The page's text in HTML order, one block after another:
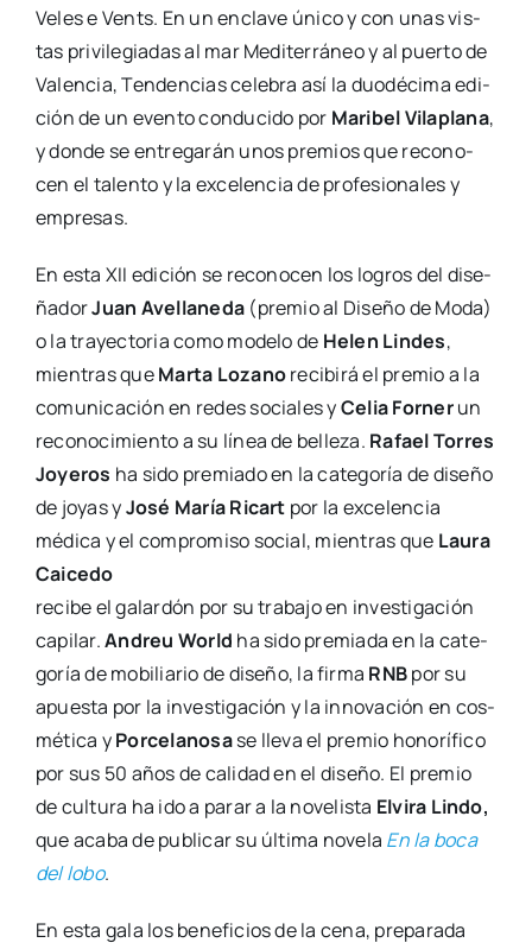
Veles e Vents. En un encla­ve úni­co y con unas vis­
tas pri­vi­le­gia­das al mar Medi­te­rrá­neo y al puer­to de
Valen­cia, Ten­den­cias cele­bra así la duo­dé­ci­ma edi­
ción de un even­to con­du­ci­do por Mari­bel Vila­pla­na,
y don­de se entre­ga­rán unos pre­mios que reco­no­
cen el talen­to y la exce­len­cia de pro­fe­sio­na­les y
empre­sas.
En esta XII edi­ción se reco­no­cen los logros del dise­
ña­dorJuan Ave­lla­ne­da (pre­mio al Dise­ño de Moda)
o la tra­yec­to­ria como mode­lo de Helen Lin­des,
mien­tras queMar­ta Lozanoreci­bi­rá el pre­mio a la
comu­ni­ca­ción en redes socia­les yCelia For­nerun
reco­no­ci­mien­to a su línea de belle­za. Rafael Torres
Joye­ros ha sido pre­mia­do en la cate­go­ría de dise­ño
de joyas yJosé María Ricart por la exce­len­cia
médi­ca y el com­pro­mi­so social, mien­tras que Lau­ra
Cai­ce­do
reci­be el galar­dón por su tra­ba­jo en inves­ti­ga­ción
capi­lar.Andreu World ha sido pre­mia­da en la cate­
go­ría de mobi­lia­rio de dise­ño, la fir­ma RNBpor su
apues­ta por la inves­ti­ga­ción y la inno­va­ción en cos­
mé­ti­ca yPor­ce­la­no­sase lle­va el pre­mio hono­rí­fi­co
por sus 50 años de cali­dad en el dise­ño. El pre­mio
de cul­tu­ra ha ido a parar a la nove­lis­ta Elvi­ra Lin­do,
que aca­ba de publi­car su últi­ma nove­la En la boca
del lobo.
En esta gala los bene­fi­cios de la cena, pre­pa­ra­da